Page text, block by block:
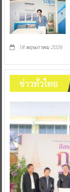
18 พฤษภาคม 2026
ข่าวทั่วไทย